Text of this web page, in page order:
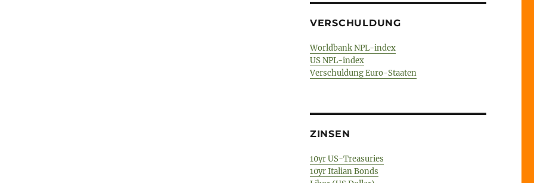
VERSCHULDUNG
Worldbank NPL-index
US NPL-index
Verschuldung Euro-Staaten
ZINSEN
10yr US-Treasuries
10yr Italian Bonds